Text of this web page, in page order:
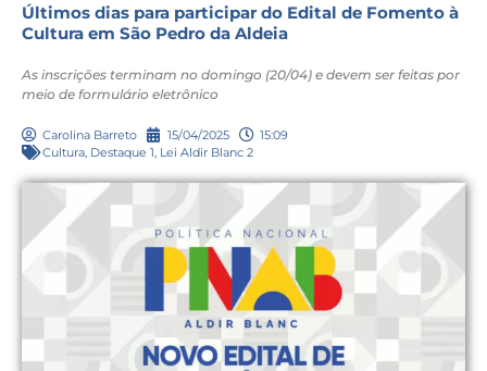
Últimos dias para participar do Edital de Fomento à
Cultura em São Pedro da Aldeia
As inscrições terminam no domingo (20/04) e devem ser feitas por
meio de formulário eletrônico
Carolina Barreto 15/04/2025
15:09
Cultura Destaque 1 Lei Aldir Blanc 2